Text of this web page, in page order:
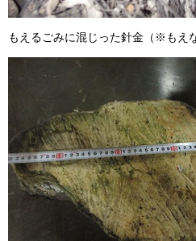
もえるごみに混じった針金（※もえ